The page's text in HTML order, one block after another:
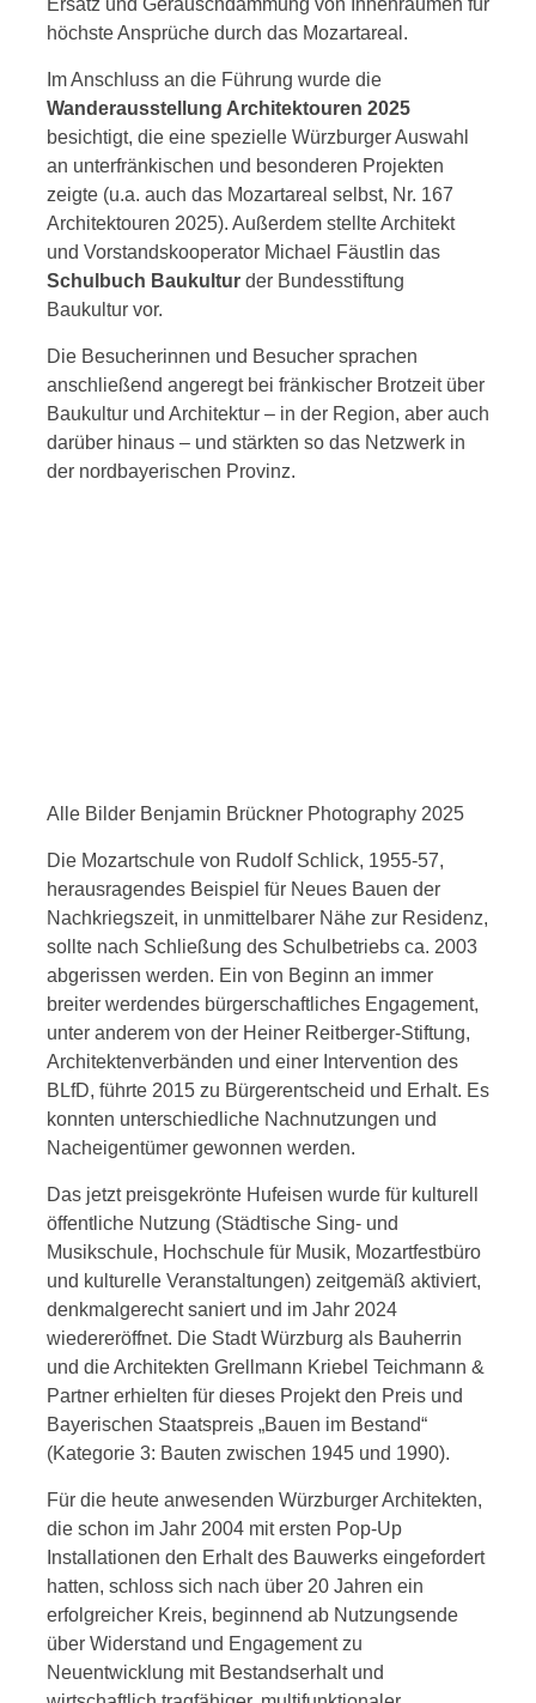
Ersatz und Geräuschdämmung von Innenräumen für
höchste Ansprüche durch das Mozartareal.
Im Anschluss an die Führung wurde die
Wanderausstellung Architektouren 2025
besichtigt, die eine spezielle Würzburger Auswahl
an unterfränkischen und besonderen Projekten
zeigte (u.a. auch das Mozartareal selbst, Nr. 167
Architektouren 2025). Außerdem stellte Architekt
und Vorstandskooperator Michael Fäustlin das
Schulbuch Baukulturder Bundesstiftung
Baukultur vor.
Die Besucherinnen und Besucher sprachen
anschließend angeregt bei fränkischer Brotzeit über
Baukultur und Architektur – in der Region, aber auch
darüber hinaus – und stärkten so das Netzwerk in
der nordbayerischen Provinz.
Alle Bilder Benjamin Brückner Photography 2025
Die Mozartschule von Rudolf Schlick, 1955-57,
herausragendes Beispiel für Neues Bauen der
Nachkriegszeit, in unmittelbarer Nähe zur Residenz,
sollte nach Schließung des Schulbetriebs ca. 2003
abgerissen werden. Ein von Beginn an immer
breiter werdendes bürgerschaftliches Engagement,
unter anderem von der Heiner Reitberger-Stiftung,
Architektenverbänden und einer Intervention des
BLfD, führte 2015 zu Bürgerentscheid und Erhalt. Es
konnten unterschiedliche Nachnutzungen und
Nacheigentümer gewonnen werden.
Das jetzt preisgekrönte Hufeisen wurde für kulturell
öffentliche Nutzung (Städtische Sing- und
Musikschule, Hochschule für Musik, Mozartfestbüro
und kulturelle Veranstaltungen) zeitgemäß aktiviert,
denkmalgerecht saniert und im Jahr 2024
wiedereröffnet. Die Stadt Würzburg als Bauherrin
und die Architekten Grellmann Kriebel Teichmann &
Partner erhielten für dieses Projekt den Preis und
Bayerischen Staatspreis „Bauen im Bestand“
(Kategorie 3: Bauten zwischen 1945 und 1990).
Für die heute anwesenden Würzburger Architekten,
die schon im Jahr 2004 mit ersten Pop-Up
Installationen den Erhalt des Bauwerks eingefordert
hatten, schloss sich nach über 20 Jahren ein
erfolgreicher Kreis, beginnend ab Nutzungsende
über Widerstand und Engagement zu
Neuentwicklung mit Bestandserhalt und